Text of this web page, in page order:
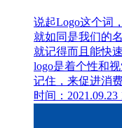
说起Logo这个词
就如同是我们的
就记得而且能快
logo是着个性和
记住，来促进消
时间：2021.09.23